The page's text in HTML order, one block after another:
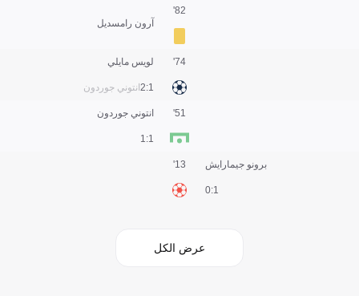
آرون رامسديل
82'
لويس مايلي
انتوني جوردون 1:2
74'
انتوني جوردون
1:1
51'
برونو جيمارايش
1:0
13'
عرض الكل